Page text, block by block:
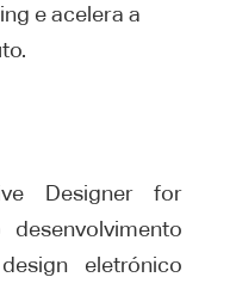
e acelera a
Designer for
eletrónico